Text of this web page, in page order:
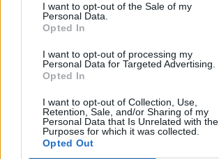
I want to opt-out of the Sale of my
Personal Data.
Opted In
I want to opt-out of processing my
Personal Data for Targeted Advertising.
Opted In
I want to opt-out of Collection, Use,
Retention, Sale, and/or Sharing of my
Personal Data that Is Unrelated with the
Purposes for which it was collected.
Opted Out
Biblioteca
Progetti